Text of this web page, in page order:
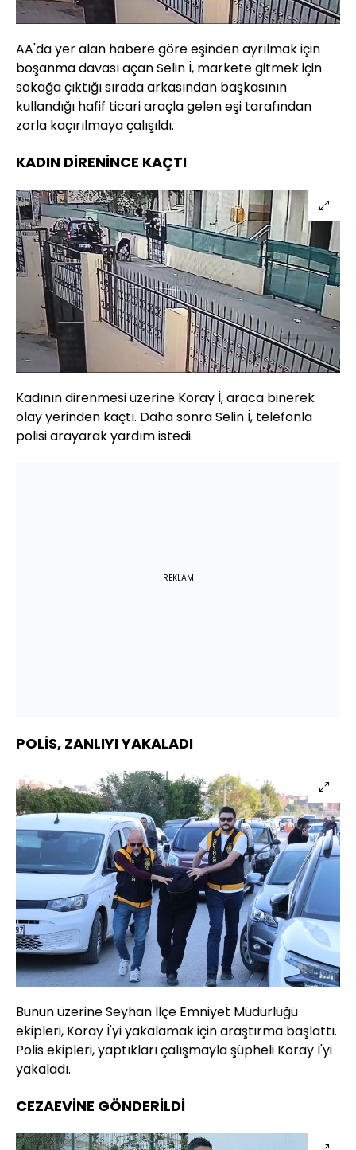
AA'da yer alan habere göre eşinden ayrılmak için
boşanma davası açan Selin İ, markete gitmek için
sokağa çıktığı sırada arkasından başkasının
kullandığı hafif ticari araçla gelen eşi tarafından
zorla kaçırılmaya çalışıldı.
KADIN DİRENİNCE KAÇTI
Kadının direnmesi üzerine Koray İ, araca binerek
olay yerinden kaçtı. Daha sonra Selin İ, telefonla
polisi arayarak yardım istedi.
REKLAM
POLİS, ZANLIYI YAKALADI
Bunun üzerine Seyhan İlçe Emniyet Müdürlüğü
ekipleri, Koray İ'yi yakalamak için araştırma başlattı.
Polis ekipleri, yaptıkları çalışmayla şüpheli Koray İ'yi
yakaladı.
CEZAEVİNE GÖNDERİLDİ